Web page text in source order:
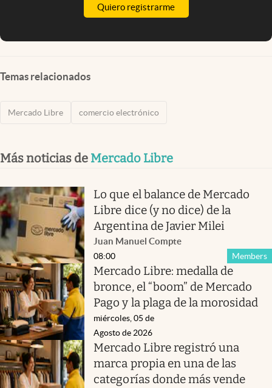
Quiero registrarme
Temas relacionados
Mercado Libre comercio electrónico
Más noticias de Mercado Libre
Lo que el balance de Mercado
Libre dice (y no dice) de la
Argentina de Javier Milei
Juan Manuel Compte
Members
08:00
Mercado Libre: medalla de
bronce, el “boom” de Mercado
Pago y la plaga de la morosidad
miércoles, 05 de
Agosto de 2026
Mercado Libre registró una
marca propia en una de las
categorías donde más vende